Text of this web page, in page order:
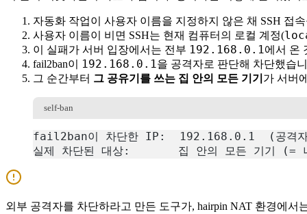
자동화 작업이 사용자 이름을 지정하지 않은 채 SSH 접
사용자 이름이 비면 SSH는 현재 컴퓨터의 로컬 계정(
이 실패가 서버 입장에서는 전부 192.168.0.1에서 온
fail2ban이
192.168.0.1을 공격자로 판단해 차단했습
그 순간부터 그 공유기를 쓰는 집 안의 모든 기기 가 서버
self-ban
fail2ban이 차단한 IP:  192.168.0.1  (공격자
실제 차단된 대상:       집 안의 모든 기기 (=
외부 공격자를 차단하라고 만든 도구가, hairpin NAT 환경에서